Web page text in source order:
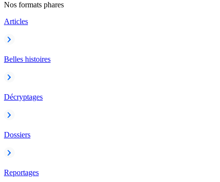
Nos formats phares
Articles
Belles histoires
Décryptages
Dossiers
Reportages